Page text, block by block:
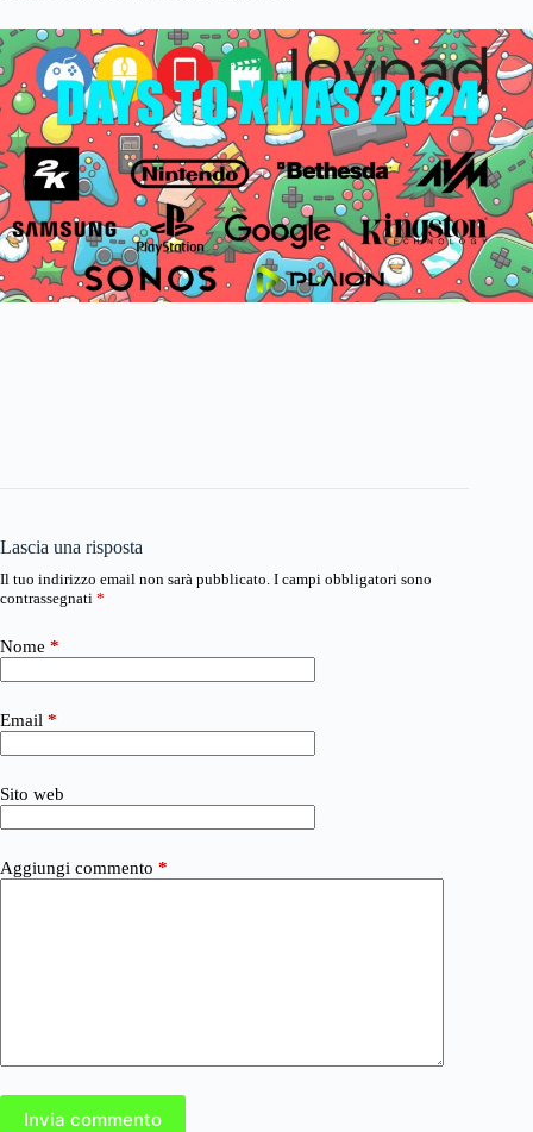
Lascia una risposta
Il tuo indirizzo email non sarà pubblicato. I campi obbligatori sono
contrassegnati *
Nome *
Email *
Sito web
Aggiungi commento *
Invia commento